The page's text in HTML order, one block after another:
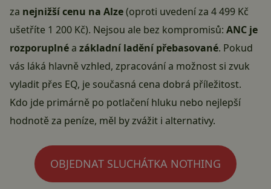
za nejnižší cenu na Alze(oproti uvedení za 4 499 Kč
ušetříte 1 200 Kč). Nejsou ale bez kompromisů: ANC je
rozporuplnéa základní ladění přebasované. Pokud
vás láká hlavně vzhled, zpracování a možnost si zvuk
vyladit přes EQ, je současná cena dobrá příležitost.
Kdo jde primárně po potlačení hluku nebo nejlepší
hodnotě za peníze, měl by zvážit i alternativy.
OBJEDNAT SLUCHÁTKA NOTHING